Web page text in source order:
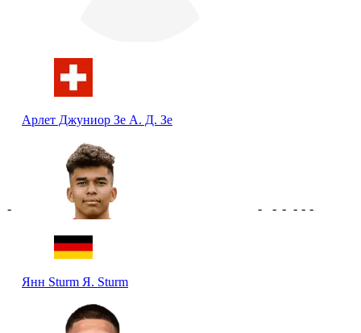
Арлет Джуниор Зе А. Д. Зе
-
Янн Sturm Я. Sturm
- - - - - -